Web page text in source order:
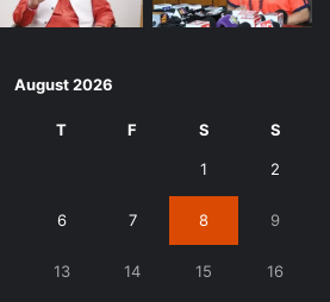
August 2026
T F S S
1 2
6 7 8 9
13 14 15 16